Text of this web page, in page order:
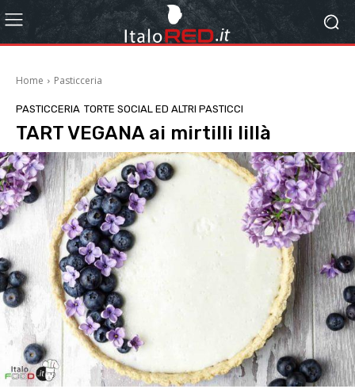
Home Pasticceria
PASTICCERIA TORTE SOCIAL ED ALTRI PASTICCI
TART VEGANA ai mirtilli lillà